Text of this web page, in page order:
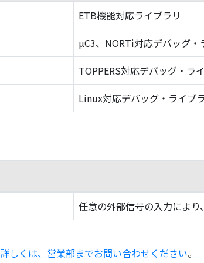
ETB機能対応ライブラリ
µC3、NORTi対応デバッグ・
TOPPERS対応デバッグ・ラ
Linux対応デバッグ・ライブ
任意の外部信号の入力によ
詳しくは、営業部までお問い合わせください。